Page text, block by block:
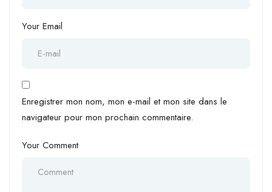
Your Email
Enregistrer mon nom, mon e-mail et mon site dans le
navigateur pour mon prochain commentaire.
Your Comment